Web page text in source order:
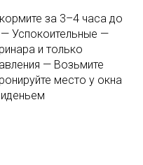
за 3–4 часа до
Успокоительные —
и только
— Возьмите
место у окна